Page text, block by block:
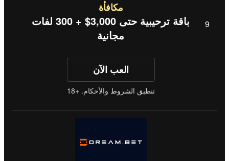
مكافأة
باقة ترحيبية حتى 3,000$ + 300 لفات
مجانية
العب الآن
تنطبق الشروط والأحكام. +18